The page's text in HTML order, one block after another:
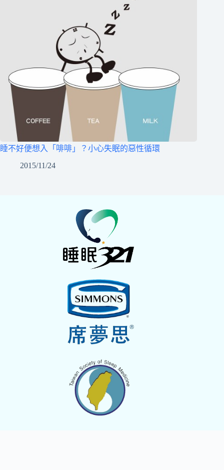
睡不好便想入「啡啡」？小心失眠的惡性循環
2015/11/24